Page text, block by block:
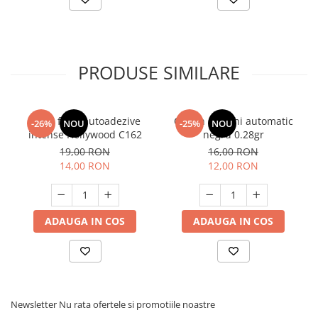
PRODUSE SIMILARE
-26% NOU
Gene false autoadezive
intense Hollywood C162
19,00 RON
14,00 RON
ADAUGA IN COS
-25% NOU
Creion de ochi automatic
negru 0.28gr
16,00 RON
12,00 RON
ADAUGA IN COS
Newsletter Nu rata ofertele si promotiile noastre